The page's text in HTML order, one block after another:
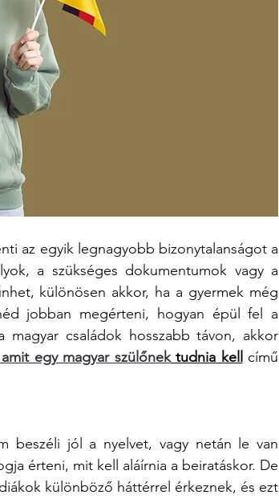
az egyik legnagyobb bizonytalanságot a
a szükséges dokumentumok vagy a
különösen akkor, ha a gyermek még
jobban megérteni, hogyan épül fel a
magyar családok hosszabb távon, akkor
egy magyar szülőnek tudnia kell
című
beszéli jól a nyelvet, vagy netán le van
érteni, mit kell aláírnia a beiratáskor. De
különböző háttérrel érkeznek, és ezt